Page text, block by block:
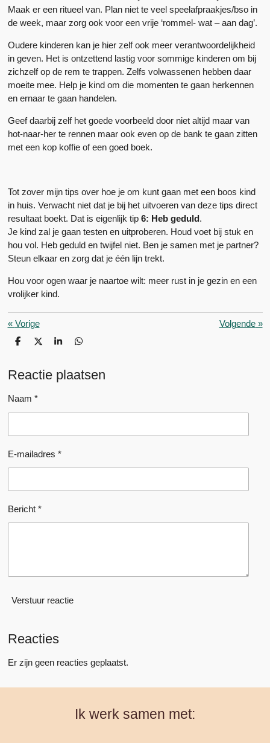
Maak er een ritueel van. Plan niet te veel speelafpraakjes/bso in
de week, maar zorg ook voor een vrije ‘rommel- wat – aan dag’.
Oudere kinderen kan je hier zelf ook meer verantwoordelijkheid
in geven. Het is ontzettend lastig voor sommige kinderen om bij
zichzelf op de rem te trappen. Zelfs volwassenen hebben daar
moeite mee. Help je kind om die momenten te gaan herkennen
en ernaar te gaan handelen.
Geef daarbij zelf het goede voorbeeld door niet altijd maar van
hot-naar-her te rennen maar ook even op de bank te gaan zitten
met een kop koffie of een goed boek.
Tot zover mijn tips over hoe je om kunt gaan met een boos kind
in huis. Verwacht niet dat je bij het uitvoeren van deze tips direct
resultaat boekt. Dat is eigenlijk tip 6: Heb geduld.
Je kind zal je gaan testen en uitproberen. Houd voet bij stuk en
hou vol. Heb geduld en twijfel niet. Ben je samen met je partner?
Steun elkaar en zorg dat je één lijn trekt.
Hou voor ogen waar je naartoe wilt: meer rust in je gezin en een
vrolijker kind.
« Vorige Volgende»
D
e
n
D
l
S
r
e
D
e
n
Reactie plaatsen
Naam *
E-mailadres *
Bericht *
Verstuur reactie
Reacties
Er zijn geen reacties geplaatst.
Ik werk samen met: